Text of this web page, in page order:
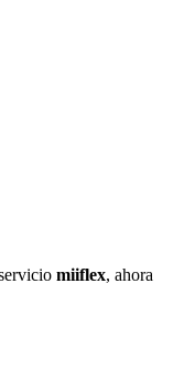
miiflex, ahora